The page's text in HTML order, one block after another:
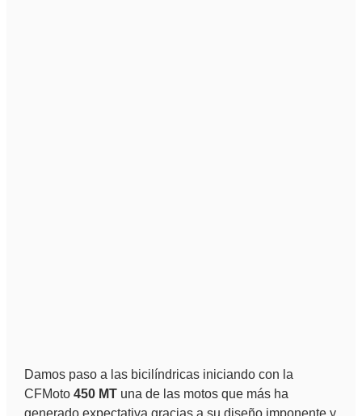
Damos paso a las bicilíndricas iniciando con la
CFMoto 450 MTuna de las motos que más ha
generado expectativa gracias a su diseño imponente y